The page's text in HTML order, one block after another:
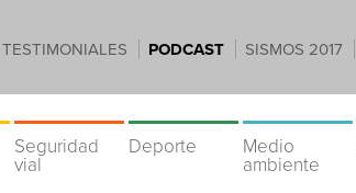
TESTIMONIALES PODCAST SISMOS 2017
Seguridad
vial
Deporte
Medio
ambiente